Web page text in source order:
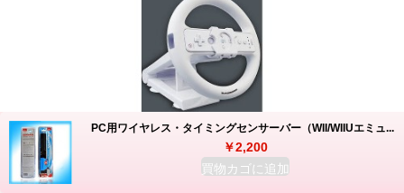
PC用ワイヤレス・タイミングセンサーバー（WII/WIIUエミュ...
￥2,200
買物カゴに追加